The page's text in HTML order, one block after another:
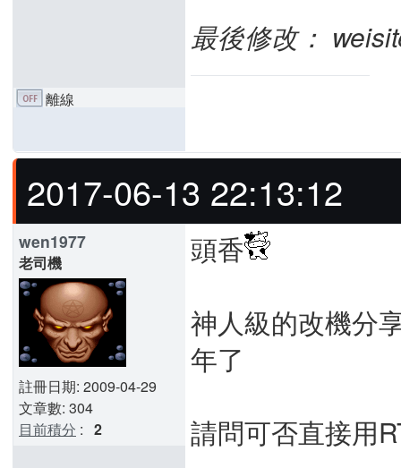
最後修改：
離線
2017-06-13 22:13:12
wen1977
老司機
註冊日期: 2009-04-29
文章數: 304
目前積分 : 2
頭香
神人級的改機分
年了
請問可否直接用